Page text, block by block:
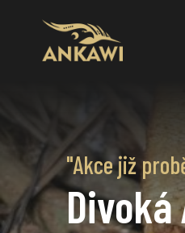
"Akce již